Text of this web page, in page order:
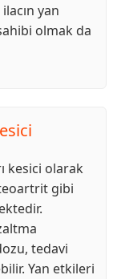
yan
olmak da
kesici olarak
gibi
tedavi
Yan etkileri